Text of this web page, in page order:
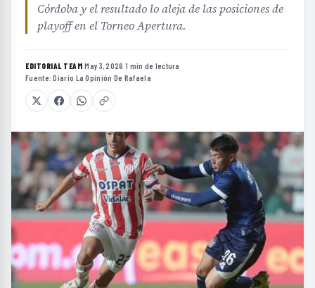
Córdoba y el resultado lo aleja de las posiciones de
playoff en el Torneo Apertura.
EDITORIAL TEAM·May 3, 2026 ·1 min de lectura ·
Fuente:Diario La Opinión De Rafaela